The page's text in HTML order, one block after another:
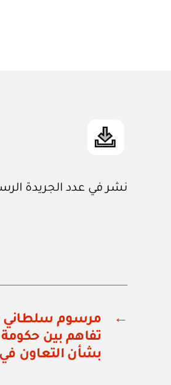
نشر في عدد الجريدة الرسمية رقم (٨٨٥)
←
تفاهم بين
بشأن التعاون